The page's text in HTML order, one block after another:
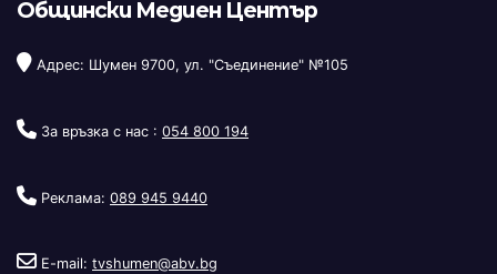
Общински Медиен Център
Адрес: Шумен 9700, ул. "Съединение" №105
За връзка с нас : 054 800 194
Реклама: 089 945 9440
E-mail: tvshumen@abv.bg